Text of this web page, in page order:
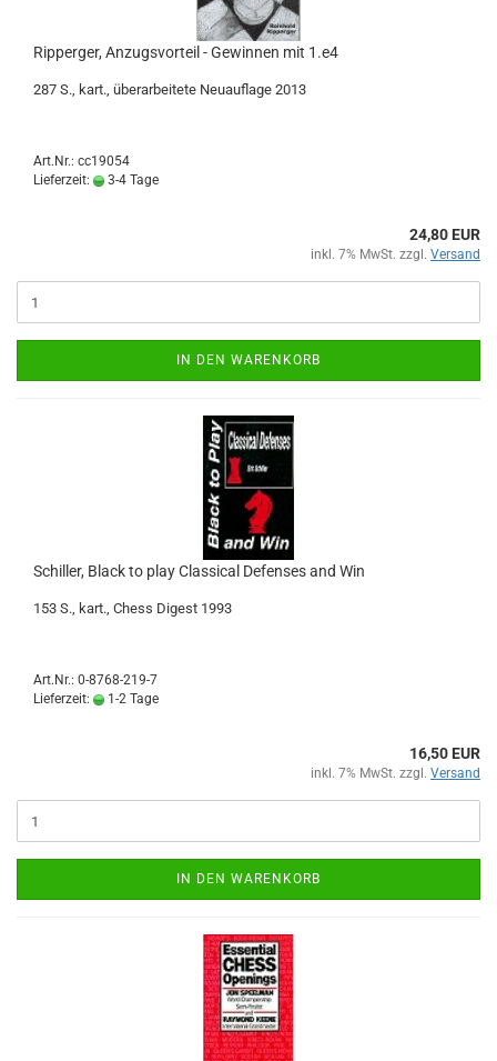
Ripperger, Anzugsvorteil - Gewinnen mit 1.e4
287 S., kart., überarbeitete Neuauflage 2013
Art.Nr.: cc19054
Lieferzeit:
3-4 Tage
24,80 EUR
inkl. 7% MwSt. zzgl. Versand
IN DEN WARENKORB
Schiller, Black to play Classical Defenses and Win
153 S., kart., Chess Digest 1993
Art.Nr.: 0-8768-219-7
Lieferzeit:
1-2 Tage
16,50 EUR
inkl. 7% MwSt. zzgl. Versand
IN DEN WARENKORB